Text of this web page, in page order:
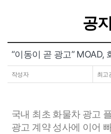
공지사항
이용후기
공
“이동이 곧 광고” MOAD,
작성자 최고
국내 최초 화물차 광고
광고 계약 성사에 이어